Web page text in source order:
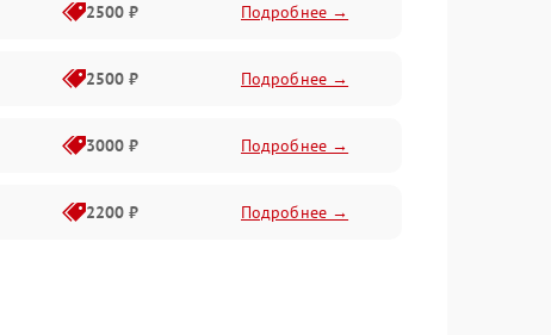
2500 ₽ Подробнее →
2500 ₽ Подробнее →
3000 ₽ Подробнее →
2200 ₽ Подробнее →